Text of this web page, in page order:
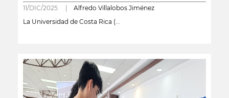
11/DIC/2025 | Alfredo Villalobos Jiménez
La Universidad de Costa Rica (...